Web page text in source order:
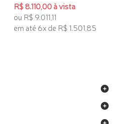
R$ 8.110,00 à vista
ou R$ 9.011,11
em até 6x de R$ 1.501,85